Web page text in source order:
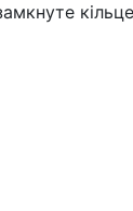
кільце